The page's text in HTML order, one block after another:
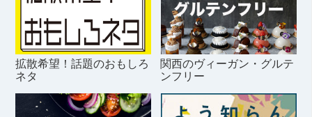
拡散希望！話題のおもしろ
ネタ
関西のヴィーガン・グルテ
ンフリー